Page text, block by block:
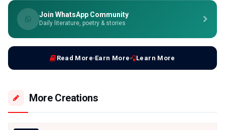
Join WhatsApp Community
Daily literature, poetry & stories
Read More Earn More Learn More
More Creations